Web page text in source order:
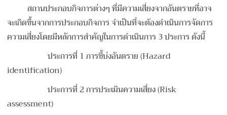
สถานประกอบกิจการต่างๆ ที่มีความเสี่ยงจากอันตรายที่อาจ
จะเกิดขึ้นจากการประกอบกิจการ จำเป็นที่จะต้องดำเนินการจัดการ
ความเสี่ยงโดยมีหลักการสำคัญในการดำเนินการ 3 ประการ ดังนี้
ประการที่ 1 การชี้บ่งอันตราย (Hazard
identification)
ประการที่ 2 การประเมินความเสี่ยง (Risk
assessment)